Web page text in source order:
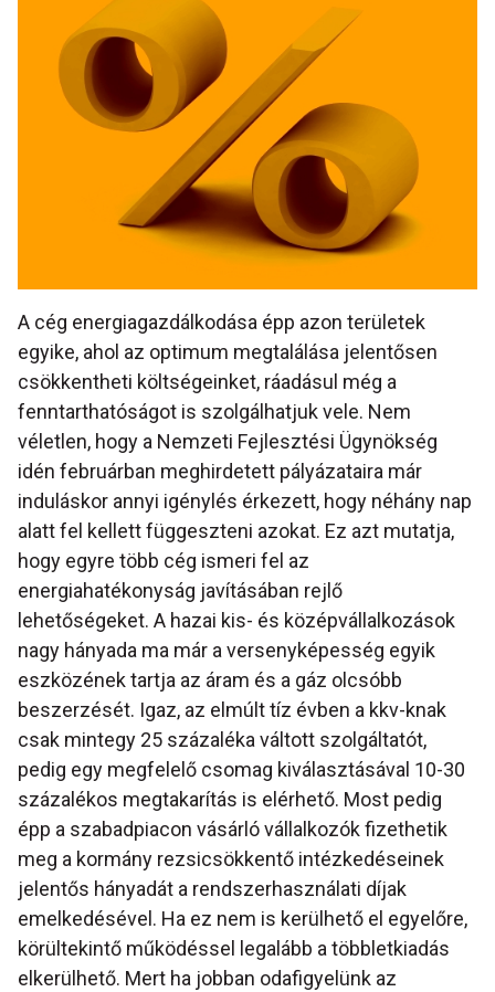
A cég energiagazdálkodása épp azon területek
egyike, ahol az optimum megtalálása jelentősen
csökkentheti költségeinket, ráadásul még a
fenntarthatóságot is szolgálhatjuk vele. Nem
véletlen, hogy a Nemzeti Fejlesztési Ügynökség
idén februárban meghirdetett pályázataira már
induláskor annyi igénylés érkezett, hogy néhány nap
alatt fel kellett függeszteni azokat. Ez azt mutatja,
hogy egyre több cég ismeri fel az
energiahatékonyság javításában rejlő
lehetőségeket. A hazai kis- és középvállalkozások
nagy hányada ma már a versenyképesség egyik
eszközének tartja az áram és a gáz olcsóbb
beszerzését. Igaz, az elmúlt tíz évben a kkv-knak
csak mintegy 25 százaléka váltott szolgáltatót,
pedig egy megfelelő csomag kiválasztásával 10-30
százalékos megtakarítás is elérhető. Most pedig
épp a szabadpiacon vásárló vállalkozók fizethetik
meg a kormány rezsicsökkentő intézkedéseinek
jelentős hányadát a rendszerhasználati díjak
emelkedésével. Ha ez nem is kerülhető el egyelőre,
körültekintő működéssel legalább a többletkiadás
elkerülhető. Mert ha jobban odafigyelünk az